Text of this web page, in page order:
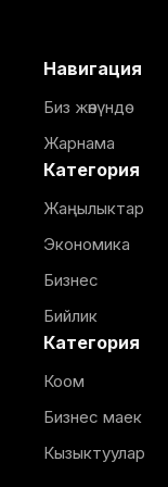
Навигация
Биз жөнүндө
Жарнама
Категория
Жаңылыктар
Экономика
Бизнес
Бийлик
Категория
Коом
Бизнес маек
Кызыктуулар